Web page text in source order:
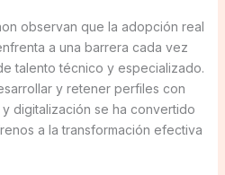
observan que la adopción real
a una barrera cada vez
talento técnico y especializado.
y retener perfiles con
digitalización se ha convertido
a la transformación efectiva